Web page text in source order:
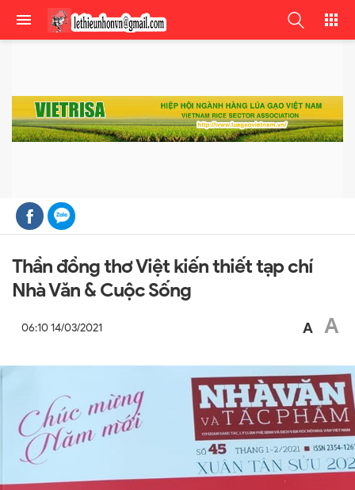
Thần đồng thơ Việt kiến thiết tạp chí
Nhà Văn & Cuộc Sống
06:10 14/03/2021 A A